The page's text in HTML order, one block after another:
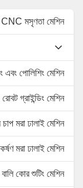
CNC মসৃণতা মেশিন
এবং পোলিশিং মেশিন
রোবট গ্রাইন্ডিং মেশিন
চাপ মরা ঢালাই মেশিন
মরা ঢালাই মেশিন
বালি কোর শুটিং মেশিন